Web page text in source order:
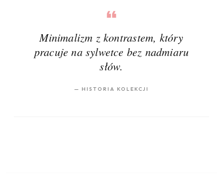
Minimalizm z kontrastem, który
pracuje na sylwetce bez nadmiaru
słów.
— HISTORIA KOLEKCJI